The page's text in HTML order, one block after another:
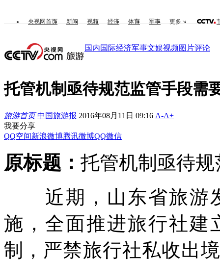
央视网首页 新闻 视频 经济 体育 军事 更多
国内国际经济军事文娱视频图片评论
托管机制亟待规范监管手段需
旅游首页 中国旅游报 2016年08月11日 09:16 A-A+
我要分享
QQ空间新浪微博腾讯微博QQ微信
原标题： 托管机制亟待
近期，山东省旅游
施，全面推进旅行社建
制，严禁旅行社私收出